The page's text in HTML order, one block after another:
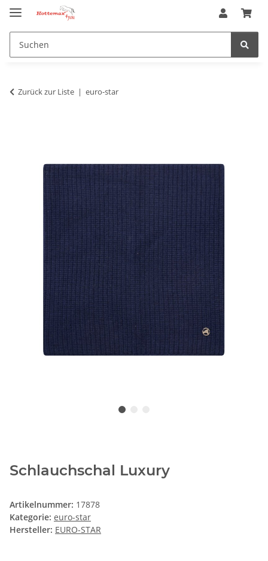
Zurück zur Liste euro-star
Schlauchschal Luxury
Artikelnummer: 17878
Kategorie: euro-star
Hersteller: EURO-STAR